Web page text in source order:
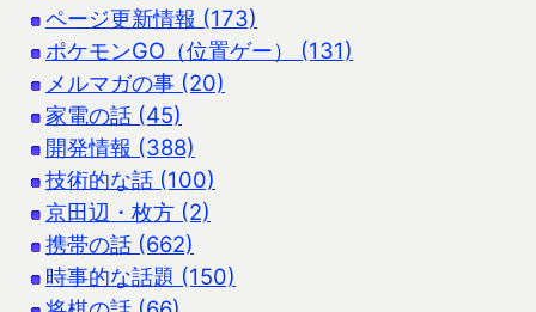
ページ更新情報 (173)
ポケモンGO（位置ゲー） (131)
メルマガの事 (20)
家電の話 (45)
開発情報 (388)
技術的な話 (100)
京田辺・枚方 (2)
携帯の話 (662)
時事的な話題 (150)